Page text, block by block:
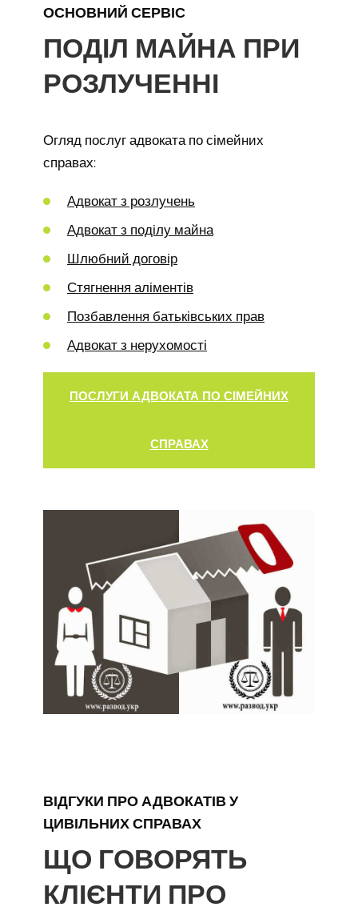
ОСНОВНИЙ СЕРВІС
ПОДІЛ МАЙНА ПРИ
РОЗЛУЧЕННІ
Огляд послуг адвоката по сімейних
справах:
Адвокат з розлучень
Адвокат з поділу майна
Шлюбний договір
Стягнення аліментів
Позбавлення батьківських прав
Адвокат з нерухомості
ПОСЛУГИ АДВОКАТА ПО СІМЕЙНИХ
СПРАВАХ
ВІДГУКИ ПРО АДВОКАТІВ У
ЦИВІЛЬНИХ СПРАВАХ
ЩО ГОВОРЯТЬ
КЛІЄНТИ ПРО